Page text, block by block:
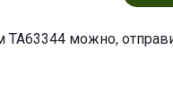
можно,